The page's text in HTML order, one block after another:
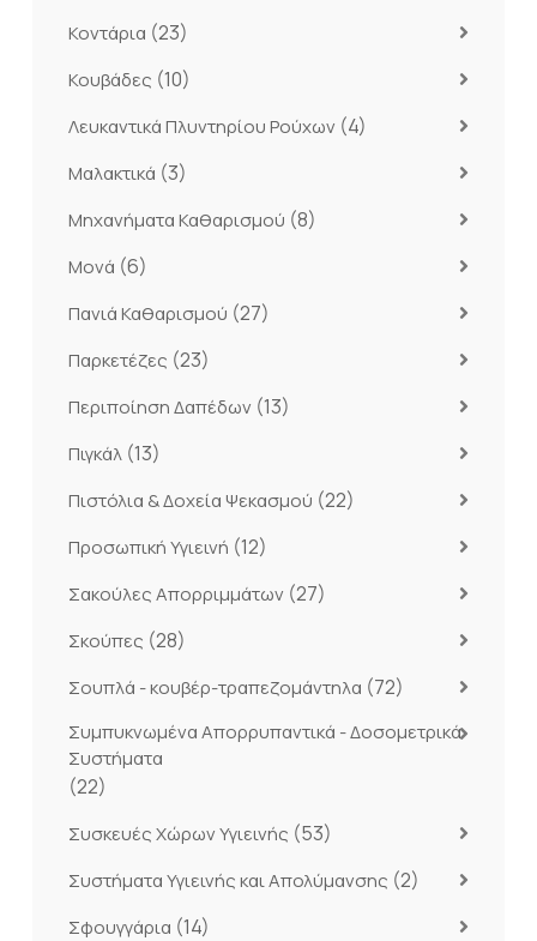
Κοντάρια (23)
Κουβάδες (10)
Λευκαντικά Πλυντηρίου Ρούχων (4)
Μαλακτικά (3)
Μηχανήματα Καθαρισμού (8)
Μονά (6)
Πανιά Καθαρισμού (27)
Παρκετέζες (23)
Περιποίηση Δαπέδων (13)
Πιγκάλ (13)
Πιστόλια & Δοχεία Ψεκασμού (22)
Προσωπική Υγιεινή (12)
Σακούλες Απορριμμάτων (27)
Σκούπες (28)
Σουπλά - κουβέρ-τραπεζομάντηλα (72)
Συμπυκνωμένα Απορρυπαντικά - Δοσομετρικά
Συστήματα
(22)
Συσκευές Χώρων Υγιεινής (53)
Συστήματα Υγιεινής και Απολύμανσης (2)
Σφουγγάρια (14)